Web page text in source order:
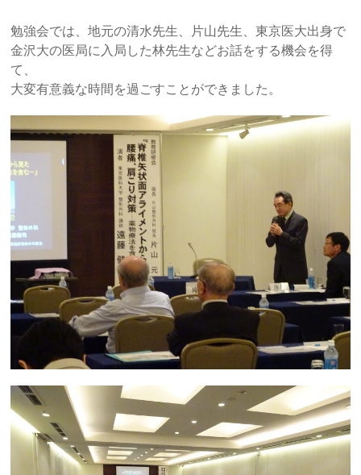
勉強会では、地元の清水先生、片山先生、東京医大出身で
金沢大の医局に入局した林先生などお話をする機会を得
て、
大変有意義な時間を過ごすことができました。